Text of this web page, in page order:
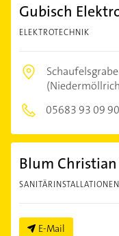
Gubisch
ELEKTROTECHNIK
05683 93 09 90
Blum
SANITÄRINSTALLATIONEN
E-Mail